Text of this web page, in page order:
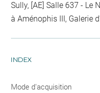
Sully, [AE] Salle 637 - Le
à Aménophis III, Galerie
INDEX
Mode d'acquisition